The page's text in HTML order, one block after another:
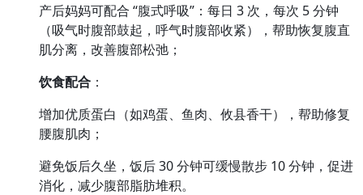
产后妈妈可配合 “腹式呼吸”：每日 3 次，每次 5 分钟
（吸气时腹部鼓起，呼气时腹部收紧），帮助恢复腹直
肌分离，改善腹部松弛；
饮食配合 ：
增加优质蛋白（如鸡蛋、鱼肉、攸县香干），帮助修复
腰腹肌肉；
避免饭后久坐，饭后 30 分钟可缓慢散步 10 分钟，促进
消化，减少腹部脂肪堆积。